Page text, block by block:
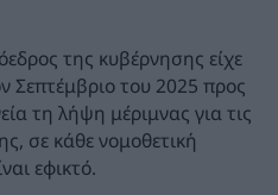
της κυβέρνησης είχε
Σεπτέμβριο του 2025 προς
τη λήψη μέριμνας για τις
σε κάθε νομοθετική
εφικτό.